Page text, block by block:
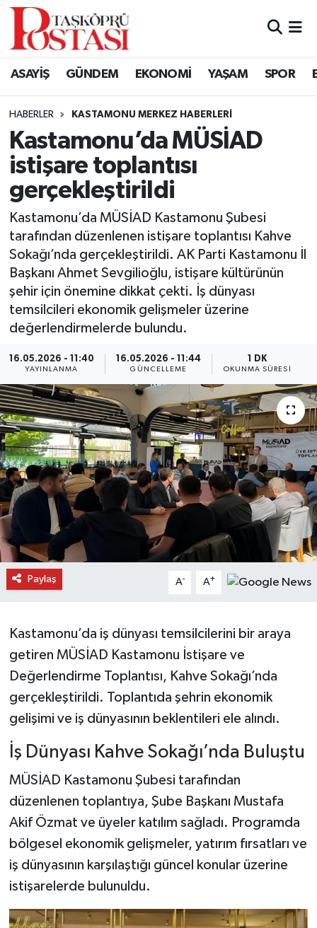
ASAYİŞ GÜNDEM EKONOMİ YAŞAM SPOR
HABERLER KASTAMONU MERKEZ HABERLERI
Kastamonu’da MÜSİAD
istişare toplantısı
gerçekleştirildi
Kastamonu’da MÜSİAD Kastamonu Şubesi
tarafından düzenlenen istişare toplantısı Kahve
Sokağı’nda gerçekleştirildi. AK Parti Kastamonu İl
Başkanı Ahmet Sevgilioğlu, istişare kültürünün
şehir için önemine dikkat çekti. İş dünyası
temsilcileri ekonomik gelişmeler üzerine
değerlendirmelerde bulundu.
16.05.2026 - 11:40
YAYINLANMA
16.05.2026 - 11:44
GÜNCELLEME
1 DK
OKUNMA SÜRESI
Paylaş A- A+
Kastamonu’da iş dünyası temsilcilerini bir araya
getiren MÜSİAD Kastamonu İstişare ve
Değerlendirme Toplantısı, Kahve Sokağı’nda
gerçekleştirildi. Toplantıda şehrin ekonomik
gelişimi ve iş dünyasının beklentileri ele alındı.
İş Dünyası Kahve Sokağı’nda Buluştu
MÜSİAD Kastamonu Şubesi tarafından
düzenlenen toplantıya, Şube Başkanı Mustafa
Akif Özmat ve üyeler katılım sağladı. Programda
bölgesel ekonomik gelişmeler, yatırım fırsatları ve
iş dünyasının karşılaştığı güncel konular üzerine
istişarelerde bulunuldu.
Kastamonu Vefat Edenler
Araç Haberleri
Azdavay Haberleri
Bozkurt Haberleri
Çatalzeytin Haberleri
Cide Haberleri
Devrekani Haberleri
Doğanyurt Haberleri
Hanönü Haberleri
İhsangazi Haberleri
İnebolu Haberleri
Küre Haberleri
Pınarbaşı Haberleri
Seydiler Haberleri
Tosya Haberleri
Karadeniz Haberleri
Ulusal Haberler
Teknoloji Haberleri
Siyaset Haberleri